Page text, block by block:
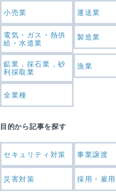
小売業 運送業
電気・ガス・熱供
給・水道業
製造業
鉱業，採石業，砂
利採取業
漁業
全業種
目的から記事を探す
セキュリティ対策 事業譲渡
災害対策 採用・雇